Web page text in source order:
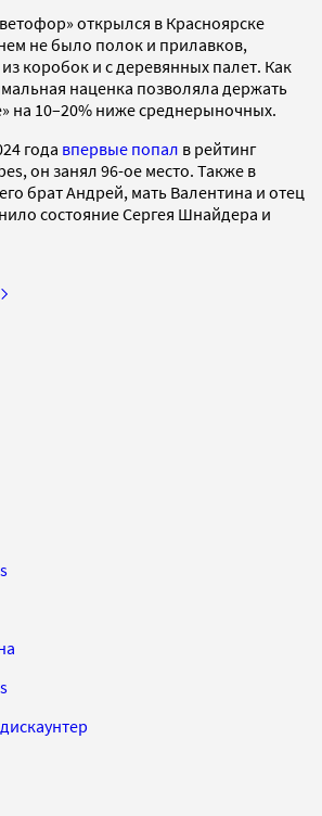
открылся в Красноярске
не было полок и прилавков,
коробок и с деревянных палет. Как
наценка позволяла держать
на 10–20% ниже среднерыночных.
года впервые попал в рейтинг
он занял 96-ое место. Также в
брат Андрей, мать Валентина и отец
состояние Сергея Шнайдера и
дискаунтер